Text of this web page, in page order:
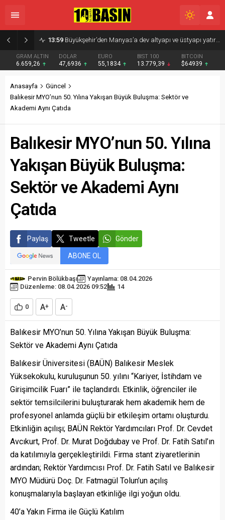
08:13 ALTIEYLÜL TRIO SAHNE ALDI
GRAM ALTIN
6.659,26
DOLAR
47,6936
EURO
55,1834
BIST 100
13.779,39
BITCOIN
$64939
Anasayfa
Güncel
Balıkesir MYO’nun 50. Yılına Yakışan Büyük Buluşma: Sektör ve
Akademi Aynı Çatıda
Balıkesir MYO’nun 50. Yılına
Yakışan Büyük Buluşma:
Sektör ve Akademi Aynı
Çatıda
Paylaş Tweetle Gönder
ABONE OL
Pervin Bölükbaşı
Yayınlama: 08.04.2026
Düzenleme: 08.04.2026 09:52
14
0 A+ A-
Balıkesir MYO’nun 50. Yılına Yakışan Büyük Buluşma:
Sektör ve Akademi Aynı Çatıda
Balıkesir Üniversitesi (BAÜN) Balıkesir Meslek
Yüksekokulu, kuruluşunun 50. yılını “Kariyer, İstihdam ve
Girişimcilik Fuarı” ile taçlandırdı. Etkinlik, öğrenciler ile
sektör temsilcilerini buluşturarak hem akademik hem de
profesyonel anlamda güçlü bir etkileşim ortamı oluşturdu.
Etkinliğin açılışı; BAÜN Rektör Yardımcıları Prof. Dr. Cevdet
Avcıkurt, Prof. Dr. Murat Doğdubay ve Prof. Dr. Fatih Satıl’ın
da katılımıyla gerçekleştirildi. Firma stant ziyaretlerinin
ardından; Rektör Yardımcısı Prof. Dr. Fatih Satıl ve Balıkesir
MYO Müdürü Doç. Dr. Fatmagül Tolun’un açılış
konuşmalarıyla başlayan etkinliğe ilgi yoğun oldu.
40’a Yakın Firma ile Güçlü Katılım